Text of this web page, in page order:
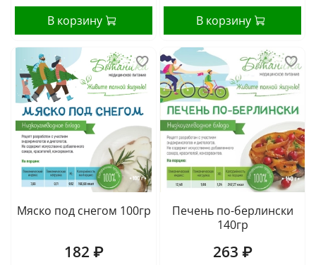
В корзину В корзину
Мяско под снегом 100гр
182 ₽
Печень по-берлински
140гр
263 ₽